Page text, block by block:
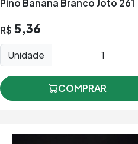
R$ 5,36
Unidade
COMPRAR